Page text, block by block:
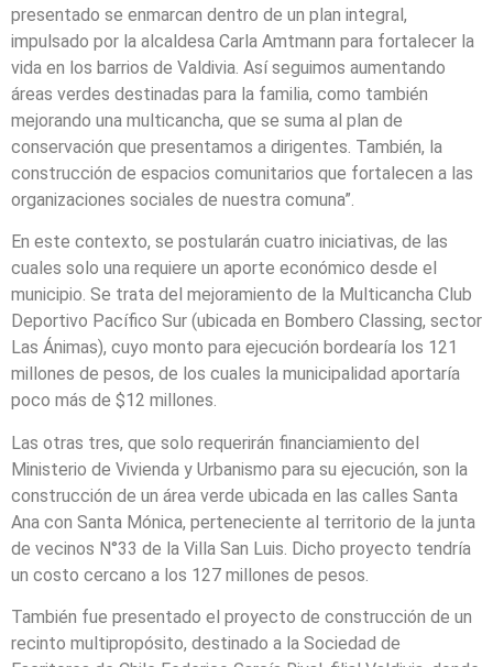
presentado se enmarcan dentro de un plan integral,
impulsado por la alcaldesa Carla Amtmann para fortalecer la
vida en los barrios de Valdivia. Así seguimos aumentando
áreas verdes destinadas para la familia, como también
mejorando una multicancha, que se suma al plan de
conservación que presentamos a dirigentes. También, la
construcción de espacios comunitarios que fortalecen a las
organizaciones sociales de nuestra comuna”.
En este contexto, se postularán cuatro iniciativas, de las
cuales solo una requiere un aporte económico desde el
municipio. Se trata del mejoramiento de la Multicancha Club
Deportivo Pacífico Sur (ubicada en Bombero Classing, sector
Las Ánimas), cuyo monto para ejecución bordearía los 121
millones de pesos, de los cuales la municipalidad aportaría
poco más de $12 millones.
Las otras tres, que solo requerirán financiamiento del
Ministerio de Vivienda y Urbanismo para su ejecución, son la
construcción de un área verde ubicada en las calles Santa
Ana con Santa Mónica, perteneciente al territorio de la junta
de vecinos N°33 de la Villa San Luis. Dicho proyecto tendría
un costo cercano a los 127 millones de pesos.
También fue presentado el proyecto de construcción de un
recinto multipropósito, destinado a la Sociedad de